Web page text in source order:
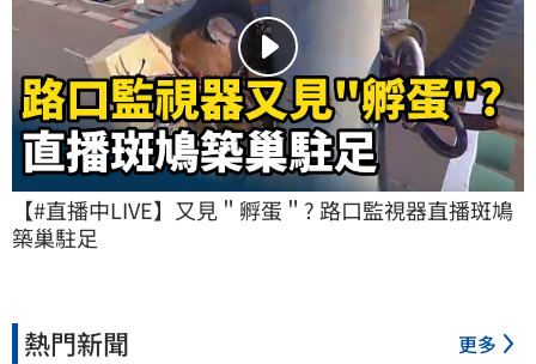
【#直播中LIVE】又見＂孵蛋＂? 路口監視器直播斑鳩
築巢駐足
熱門新聞 更多